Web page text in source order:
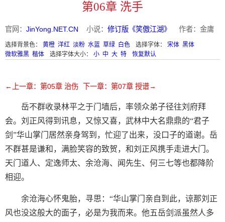
第06章 洗手
官网： JinYong.NET.CN 小说： 修订版《笑傲江湖》 作者：金庸
选择背景色： 黄橙 洋红 淡粉 水蓝 草绿 白色 选择字体： 宋体 黑体
微软雅黑 楷体 选择字体大小： 小 中 大 特 恢复默认
←上一章：第05章 治伤 下一章：第07章 授谱→
岳不群收录林平之于门墙后，率领众弟子径往刘府拜
会。刘正风得到讯息，又惊又喜，武林中大名鼎鼎的“君子
剑”华山掌门居然亲身驾到，忙迎了出来，没口子的道谢。岳
不群甚是谦和，满脸笑容的致贺，和刘正风携手走进大门。
天门道人、定逸师太、余沧海、闻先生、何三七等也都降阶
相迎。
余沧海心怀鬼胎，寻思：“华山掌门亲自到此，谅那刘正
风也没这般大的面子，必是为我而来。他五岳剑派虽然人多